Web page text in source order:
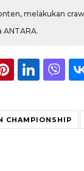
melakukan
CHAMPIONSHIP